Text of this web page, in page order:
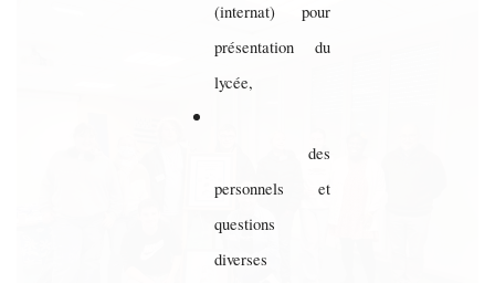
(internat) pour
présentation du
lycée,
des
personnels et
questions
diverses